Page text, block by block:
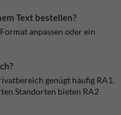
Text bestellen?
anpassen oder ein
genügt häufig RA1.
Standorten bieten RA2